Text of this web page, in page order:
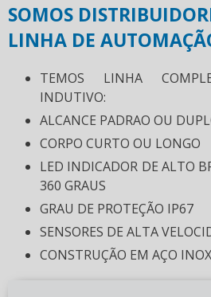
SOMOS
LINHA DE
TEMOS LINHA
INDUTIVO:
ALCANCE PADRAO OU
CORPO CURTO OU LONGO
LED INDICADOR DE ALTO
360 GRAUS
GRAU DE PROTEÇÃO IP67
SENSORES DE ALTA
CONSTRUÇÃO EM AÇO INOX